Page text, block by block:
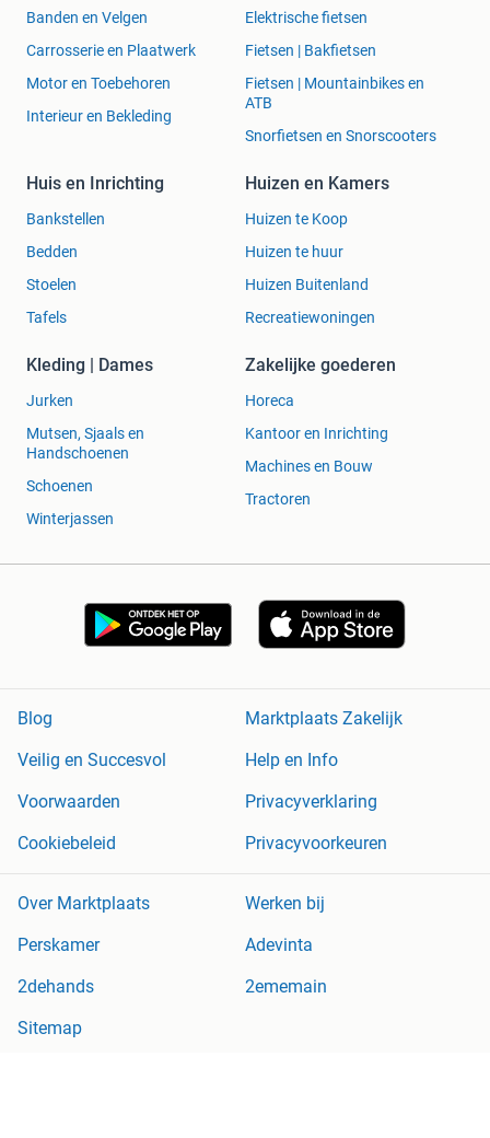
Banden en Velgen
Carrosserie en Plaatwerk
Motor en Toebehoren
Interieur en Bekleding
Elektrische fietsen
Fietsen | Bakfietsen
Fietsen | Mountainbikes en
ATB
Snorfietsen en Snorscooters
Huis en Inrichting
Bankstellen
Bedden
Stoelen
Tafels
Huizen en Kamers
Huizen te Koop
Huizen te huur
Huizen Buitenland
Recreatiewoningen
Kleding | Dames
Jurken
Mutsen, Sjaals en
Handschoenen
Schoenen
Winterjassen
Zakelijke goederen
Horeca
Kantoor en Inrichting
Machines en Bouw
Tractoren
Blog
Marktplaats Zakelijk
Veilig en Succesvol
Help en Info
Voorwaarden
Privacyverklaring
Cookiebeleid
Privacyvoorkeuren
Over Marktplaats
Werken bij
Perskamer
Adevinta
2dehands
2ememain
Sitemap